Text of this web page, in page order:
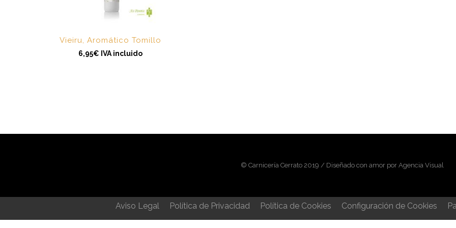
Vieiru, Aromático Tomillo
6,95€ IVA incluido
© Carnicería Cerrato 2019 / Diseñado con amor por Agencia Visual
Aviso Legal Política de Privacidad Política de Cookies Configuración de Cookies